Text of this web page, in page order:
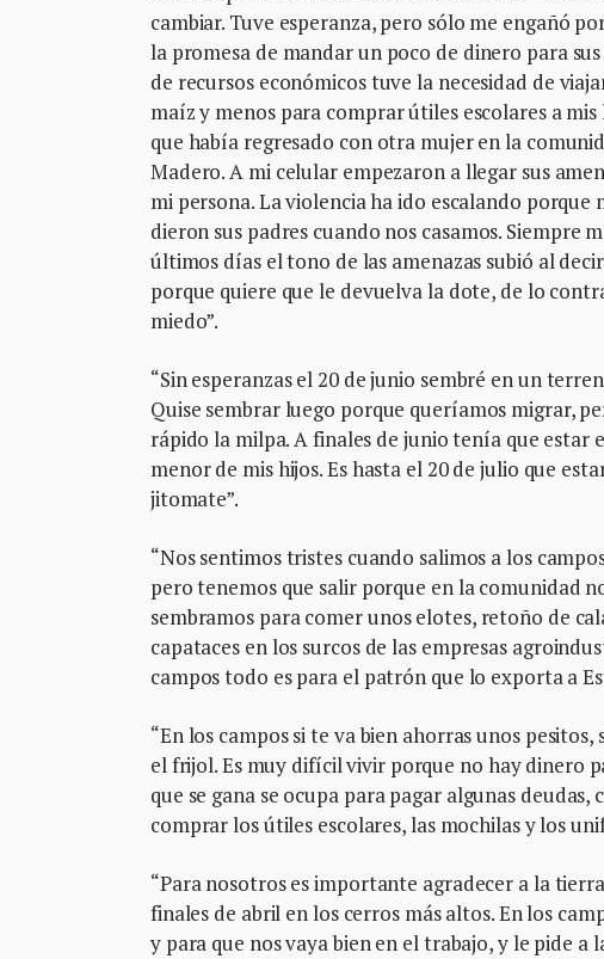
cambiar. Tuve esperanza, pero sólo me engañó
la promesa de mandar un poco de dinero para
de recursos económicos tuve la necesidad de
maíz y menos para comprar útiles escolares a
que había regresado con otra mujer en la
Madero. A mi celular empezaron a llegar sus
mi persona. La violencia ha ido escalando
dieron sus padres cuando nos casamos. Siempre
últimos días el tono de las amenazas subió al
porque quiere que le devuelva la dote, de lo
miedo”.
“Sin esperanzas el 20 de junio sembré en un
Quise sembrar luego porque queríamos migrar,
rápido la milpa. A finales de junio tenía que estar
menor de mis hijos. Es hasta el 20 de julio que
jitomate”.
“Nos sentimos tristes cuando salimos a los
pero tenemos que salir porque en la comunidad
sembramos para comer unos elotes, retoño de
capataces en los surcos de las empresas
campos todo es para el patrón que lo exporta a
“En los campos si te va bien ahorras unos
el frijol. Es muy difícil vivir porque no hay dinero
que se gana se ocupa para pagar algunas
comprar los útiles escolares, las mochilas y los
“Para nosotros es importante agradecer a la
finales de abril en los cerros más altos. En los
y para que nos vaya bien en el trabajo, y le pide